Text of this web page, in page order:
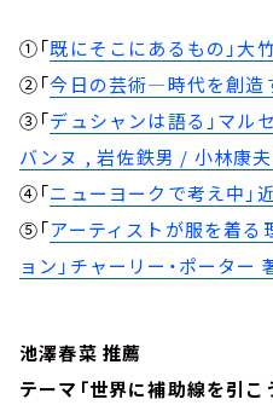
①「既にそこにあるもの」大
②「今日の芸術―時代を創造
③「デュシャンは語る」マル
バンヌ , 岩佐鉄男 / 小林康
④「ニューヨークで考え中」
⑤「アーティストが服を着る
ョン」チャーリー・ポーター
池澤春菜 推薦
テーマ「世界に補助線を引こ